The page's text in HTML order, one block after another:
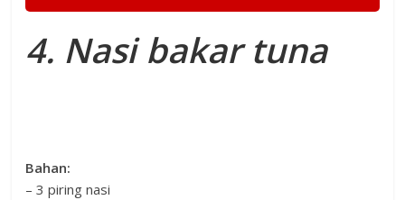
4. Nasi bakar tuna
Bahan:
– 3 piring nasi